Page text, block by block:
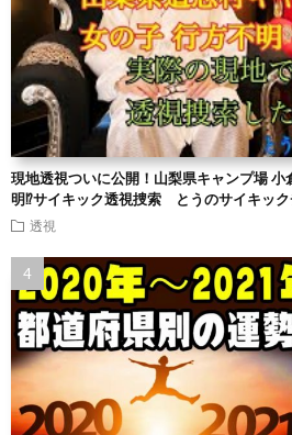
現地透視ついに公開！山梨県キャンプ場 小
明⁉︎サイキック透視捜索 とうのサイキック
透視